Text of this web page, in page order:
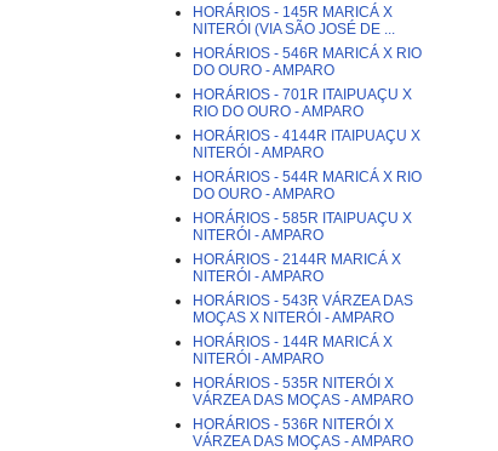
HORÁRIOS - 145R MARICÁ X
NITERÓI (VIA SÃO JOSÉ DE ...
HORÁRIOS - 546R MARICÁ X RIO
DO OURO - AMPARO
HORÁRIOS - 701R ITAIPUAÇU X
RIO DO OURO - AMPARO
HORÁRIOS - 4144R ITAIPUAÇU X
NITERÓI - AMPARO
HORÁRIOS - 544R MARICÁ X RIO
DO OURO - AMPARO
HORÁRIOS - 585R ITAIPUAÇU X
NITERÓI - AMPARO
HORÁRIOS - 2144R MARICÁ X
NITERÓI - AMPARO
HORÁRIOS - 543R VÁRZEA DAS
MOÇAS X NITERÓI - AMPARO
HORÁRIOS - 144R MARICÁ X
NITERÓI - AMPARO
HORÁRIOS - 535R NITERÓI X
VÁRZEA DAS MOÇAS - AMPARO
HORÁRIOS - 536R NITERÓI X
VÁRZEA DAS MOÇAS - AMPARO